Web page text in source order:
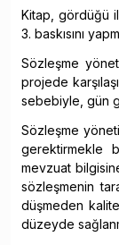
Kitap, gördüğü
3. baskısını
Sözleşme
projede
sebebiyle, gün
Sözleşme
gerektirmekle
mevzuat
sözleşmenin
düşmeden
düzeyde